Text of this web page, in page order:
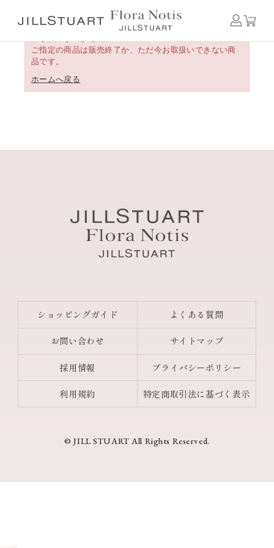
ご指定の商品は販売終了か、ただ今お取扱いできない商
品です。
ホームへ戻る
ショッピングガイド よくある質問
お問い合わせ サイトマップ
採用情報 プライバシーポリシー
利用規約 特定商取引法に基づく表示
© JILL STUART All Rights Reserved.